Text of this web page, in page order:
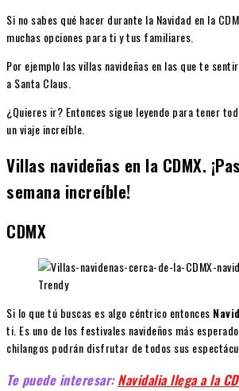
Si no sabes qué hacer durante la Navidad en la
muchas opciones para ti y tus familiares.
Por ejemplo las villas navideñas en las que te
a Santa Claus.
¿Quieres ir? Entonces sigue leyendo para tener
un viaje increíble.
Villas navideñas en la CDMX.
semana increíble!
CDMX
Si lo que tú buscas es algo céntrico entonces
ti. Es uno de los festivales navideños más
chilangos podrán disfrutar de todos sus
Te puede interesar:Navidalia llega a la